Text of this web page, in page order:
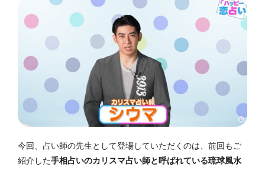
今回、占い師の先生として登場していただくのは、前回もご
紹介した手相占いのカリスマ占い師と呼ばれている琉球風水